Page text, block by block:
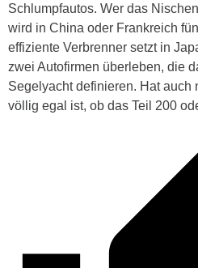
Schlumpfautos. Wer das
wird in China oder Frankreich
effiziente Verbrenner setzt in
zwei Autofirmen überleben, die
Segelyacht definieren. Hat auch
völlig egal ist, ob das Teil 200